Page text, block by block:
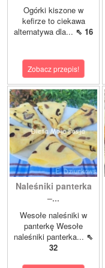
Ogórki kiszone w
kefirze to ciekawa
alternatywa dla... ⇖ 16
Zobacz przepis!
Naleśniki panterka
–...
Wesołe naleśniki w
panterkę Wesołe
naleśniki panterka... ⇖
32